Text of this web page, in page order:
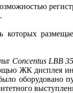
которых
Concentus LBB
ЖК дисплея
оборудовано